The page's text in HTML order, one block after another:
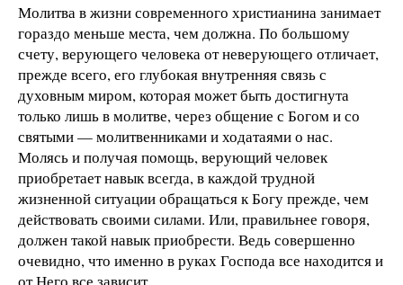
Молитва в жизни современного христианина занимает
гораздо меньше места, чем должна. По большому
счету, верующего человека от неверующего отличает,
прежде всего, его глубокая внутренняя связь с
духовным миром, которая может быть достигнута
только лишь в молитве, через общение с Богом и со
святыми — молитвенниками и ходатаями о нас.
Молясь и получая помощь, верующий человек
приобретает навык всегда, в каждой трудной
жизненной ситуации обращаться к Богу прежде, чем
действовать своими силами. Или, правильнее говоря,
должен такой навык приобрести. Ведь совершенно
очевидно, что именно в руках Господа все находится и